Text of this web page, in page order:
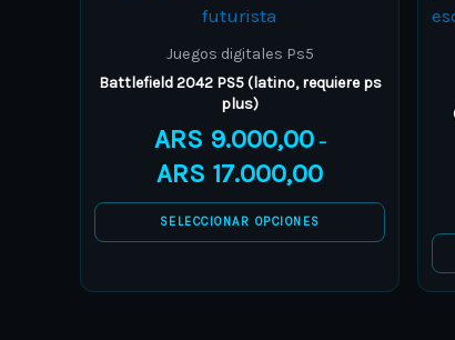
Juegos digitales Ps5
Battlefield 2042 PS5 (latino, requiere ps
plus)
ARS 9.000,00 –
ARS 17.000,00
SELECCIONAR OPCIONES
has
multiple
variants.
The
options
may
be
chosen
the